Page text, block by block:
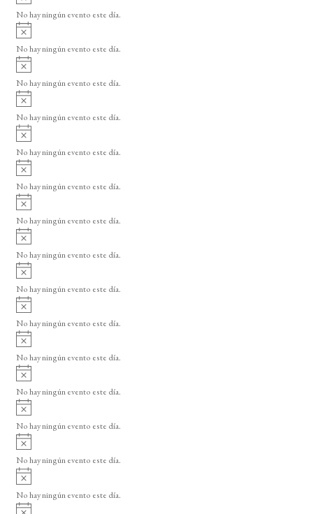
o
v
i
o
No hay ningún evento este día.
A
v
i
o
No hay ningún evento este día.
A
v
i
o
No hay ningún evento este día.
A
v
i
o
No hay ningún evento este día.
A
v
i
o
No hay ningún evento este día.
A
v
i
o
No hay ningún evento este día.
A
v
i
o
No hay ningún evento este día.
A
v
i
o
No hay ningún evento este día.
A
v
i
o
No hay ningún evento este día.
A
v
i
o
No hay ningún evento este día.
A
v
i
o
No hay ningún evento este día.
A
v
i
o
No hay ningún evento este día.
A
v
i
o
No hay ningún evento este día.
A
v
i
o
No hay ningún evento este día.
A
v
i
No hay ningún evento este día.
A